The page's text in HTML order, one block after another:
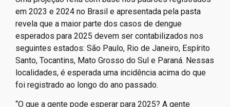
em 2023 e 2024 no Brasil e apresentada pela pasta
revela que a maior parte dos casos de dengue
esperados para 2025 devem ser contabilizados nos
seguintes estados: São Paulo, Rio de Janeiro, Espírito
Santo, Tocantins, Mato Grosso do Sul e Paraná. Nessas
localidades, é esperada uma incidência acima do que
foi registrado ao longo do ano passado.
“O que a gente pode esperar para 2025? A gente